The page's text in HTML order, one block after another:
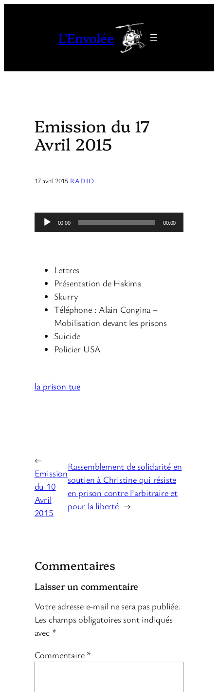
L'Envolée
Emission du 17
Avril 2015
17 avril 2015·RADIO
e
00:00 00:00
Lettres
Présentation de Hakima
Skurry
Téléphone : Alain Congina –
Mobilisation devant les prisons
Suicide
Policier USA
la prison tue
←
Emission
du 10
Avril
2015
Rassemblement de solidarité en
soutien à Christine qui résiste
en prison contre l’arbitraire et
pour la liberté →
Commentaires
Laisser un commentaire
Votre adresse e-mail ne sera pas publiée.
Les champs obligatoires sont indiqués
avec *
Commentaire *